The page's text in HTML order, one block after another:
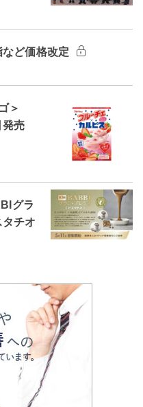
ど価格改定
＞
発売
グラ
チオ